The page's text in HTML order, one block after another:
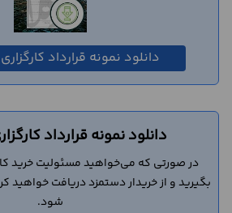
دانلود نمونه قرارداد
دانلود نمونه قرارداد
در صورتی که می‌خواهید مسئولیت خرید
بگیرید و از خریدار دستمزد دریافت خواهید
شود.